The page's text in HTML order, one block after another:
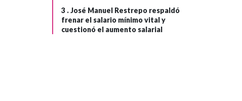
3 .José Manuel Restrepo respaldó
frenar el salario mínimo vital y
cuestionó el aumento salarial